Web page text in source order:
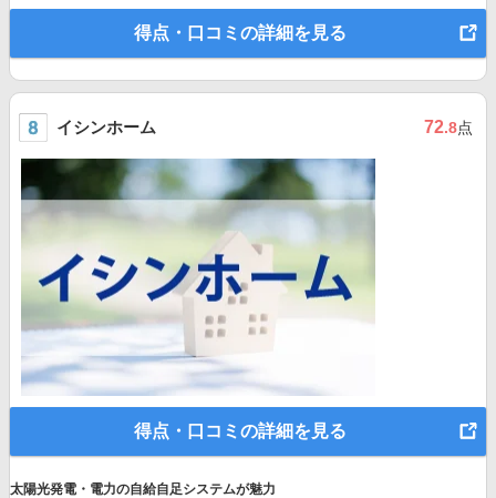
得点・口コミの詳細を見る
イシンホーム 72.8点
得点・口コミの詳細を見る
太陽光発電・電力の自給自足システムが魅力